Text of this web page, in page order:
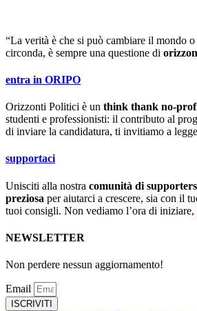
“La verità è che si può cambiare il mondo
circonda, è sempre una questione di
entra in ORIPO
Orizzonti Politici è un think thank no-
studenti e professionisti: il contributo al
di inviare la candidatura, ti invitiamo a
supportaci
Unisciti alla nostra comunità di supporters
preziosa per aiutarci a crescere, sia con il
tuoi consigli. Non vediamo l’ora di iniziare,
NEWSLETTER
Non perdere nessun aggiornamento!
Email
ISCRIVITI